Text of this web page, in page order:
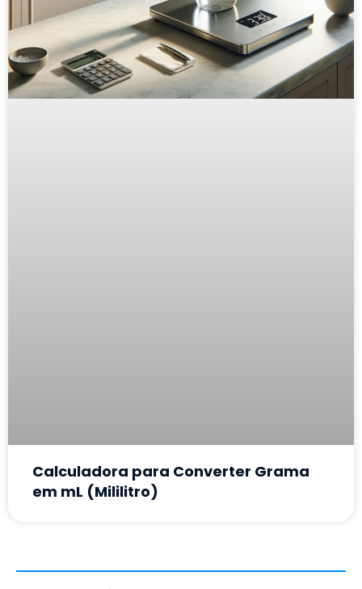
Calculadora para Converter Grama
em mL (Mililitro)